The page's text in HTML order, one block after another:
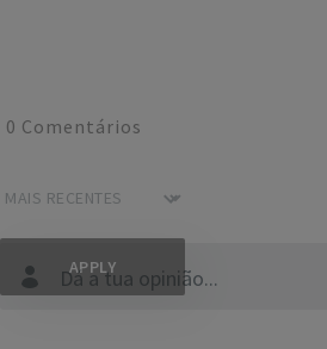
Dá a tua opinião...
0 Comentários